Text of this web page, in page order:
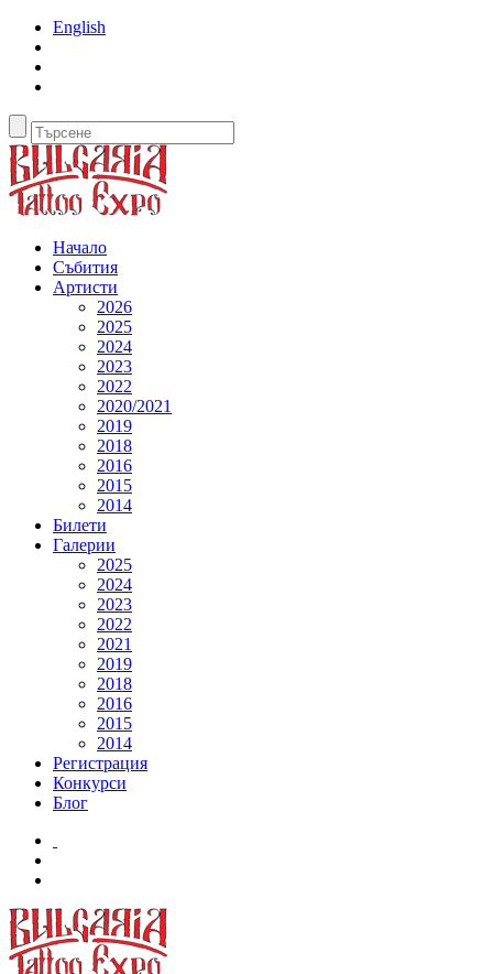
English
Начало
Събития
Артисти
2026
2025
2024
2023
2022
2020/2021
2019
2018
2016
2015
2014
Билети
Галерии
2025
2024
2023
2022
2021
2019
2018
2016
2015
2014
Регистрация
Конкурси
Блог